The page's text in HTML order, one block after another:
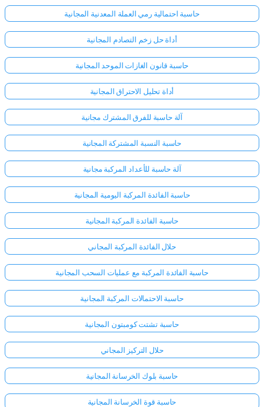
حاسبة احتمالية رمي العملة المعدنية المجانية
أداة حل زخم التصادم المجانية
حاسبة قانون الغازات الموحد المجانية
أداة تحليل الاحتراق المجانية
آلة حاسبة للفرق المشترك مجانية
حاسبة النسبة المشتركة المجانية
آلة حاسبة للأعداد المركبة مجانية
حاسبة الفائدة المركبة اليومية المجانية
حاسبة الفائدة المركبة المجانية
حلال الفائدة المركبة المجاني
حاسبة الفائدة المركبة مع عمليات السحب المجانية
حاسبة الاحتمالات المركبة المجانية
حاسبة تشتت كومبتون المجانية
حلال التركيز المجاني
حاسبة بلوك الخرسانة المجانية
حاسبة قوة الخرسانة المجانية